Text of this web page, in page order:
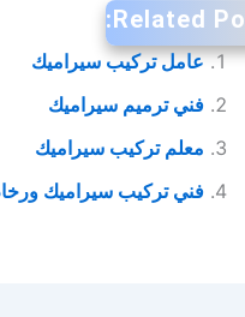
Related
عامل تركيب سيراميك
فني ترميم سيراميك
معلم تركيب سيراميك
فني تركيب سيراميك